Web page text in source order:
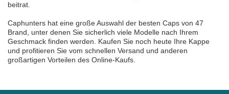
beitrat.
Caphunters hat eine große Auswahl der besten Caps von 47
Brand, unter denen Sie sicherlich viele Modelle nach Ihrem
Geschmack finden werden. Kaufen Sie noch heute Ihre Kappe
und profitieren Sie vom schnellen Versand und anderen
großartigen Vorteilen des Online-Kaufs.